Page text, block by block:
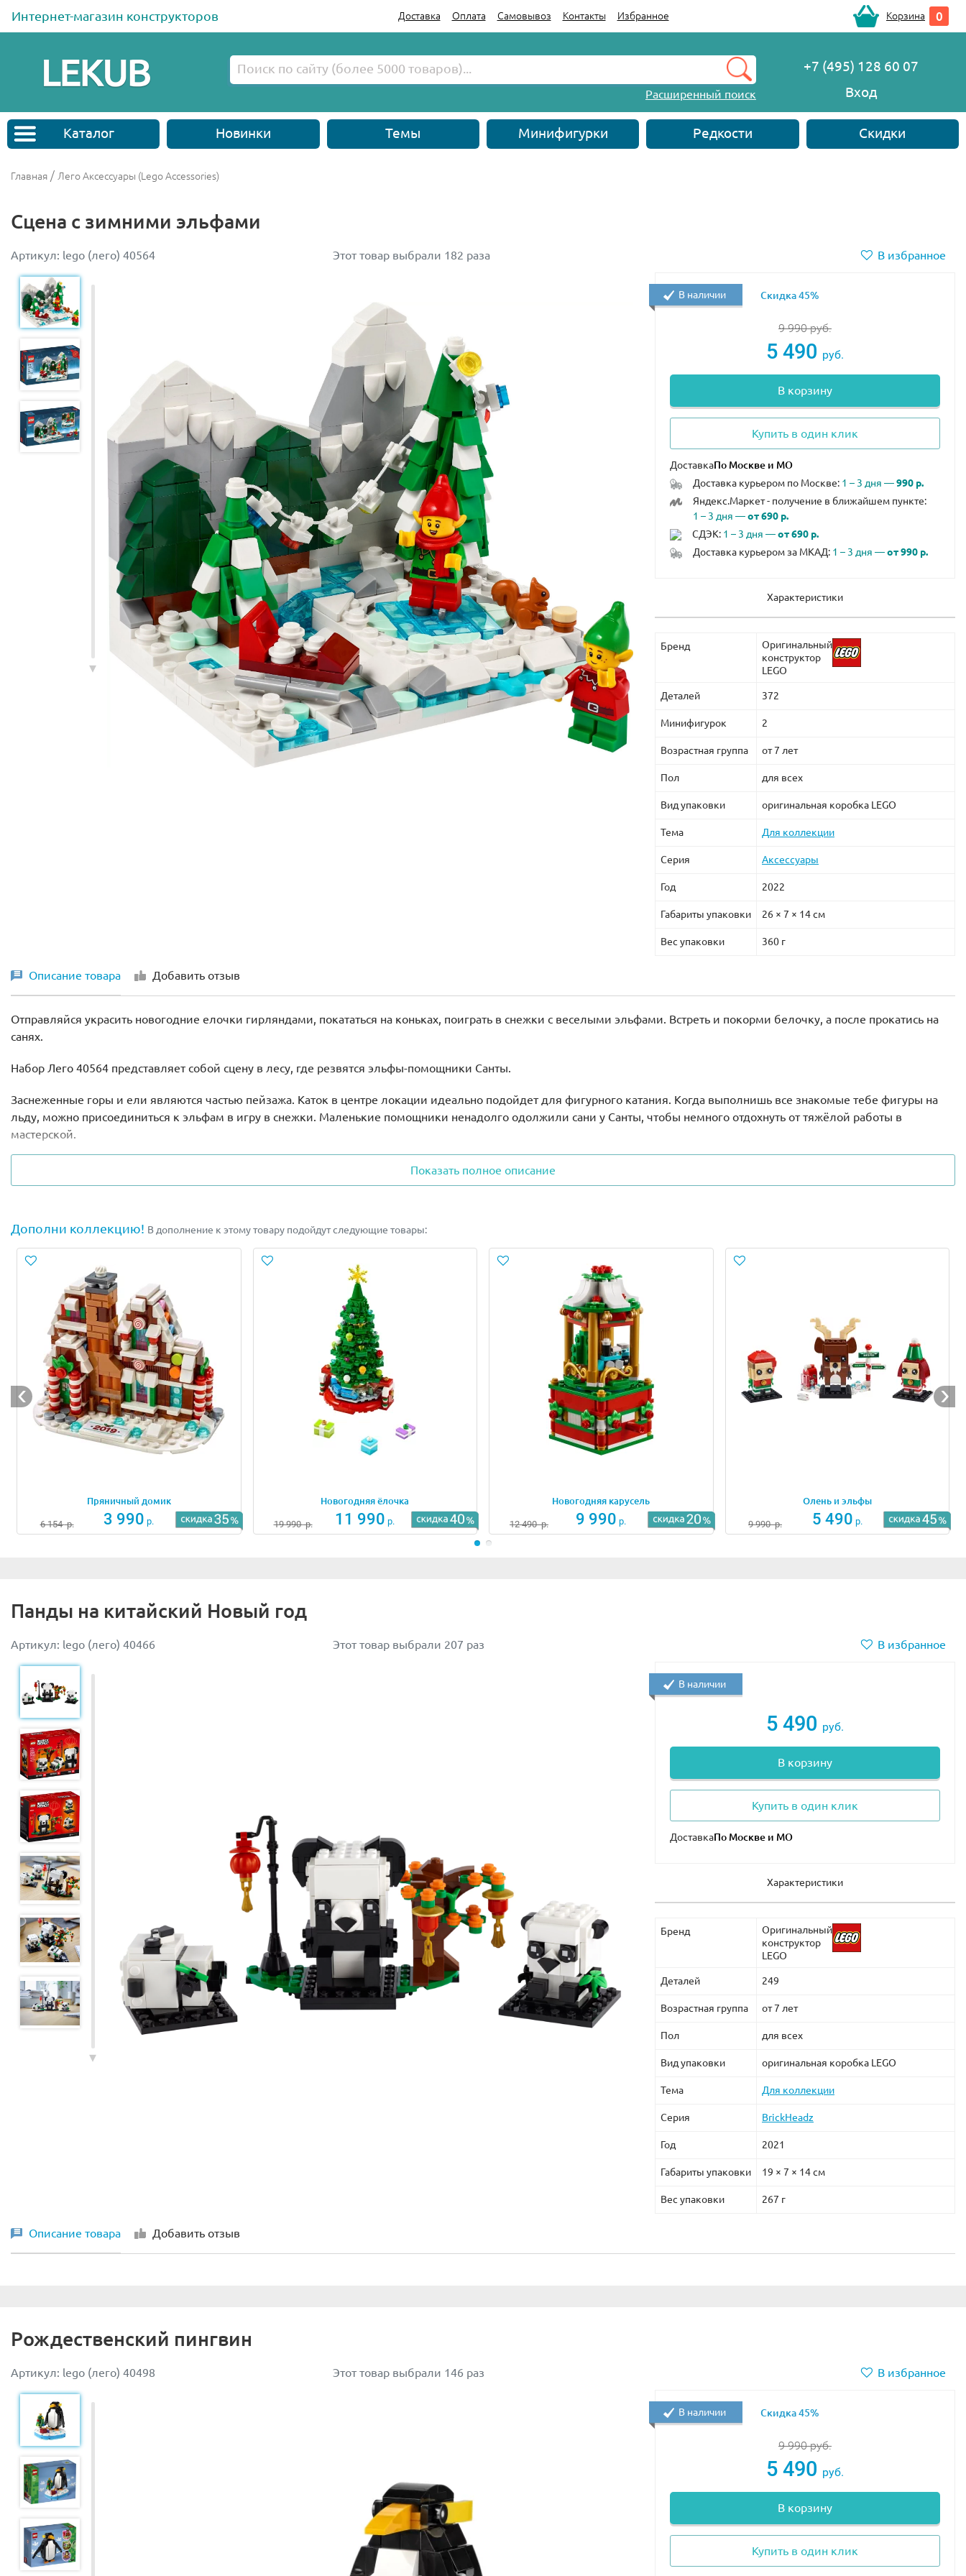
Интернет-магазин конструкторов Доставка Оплата Самовывоз Контакты Избранное Корзина 0
Расширенный поиск
+7 (495) 128 60 07
Вход
Каталог Новинки Темы Минифигурки Редкости Скидки
Главная / Лего Аксессуары (Lego Accessories)
Сцена с зимними эльфами
Артикул: lego (лего) 40564 Этот товар выбрали 182 раза В избранное
9 990руб.
5 490 руб.
В корзину
Купить в один клик
Доставка
Доставка курьером по Москве: 1 – 3 дня —990 р.
Яндекс.Маркет - получение в ближайшем пункте:
1 – 3 дня —от 690 р.
СДЭК: 1 – 3 дня —от 690 р.
Доставка курьером за МКАД: 1 – 3 дня —от 990 р.
В наличии Скидка 45%
Характеристики
Бренд
Оригинальный
конструктор
LEGO
Деталей 372
Минифигурок 2
Возрастная группа от 7 лет
Пол для всех
Вид упаковки оригинальная коробка LEGO
Тема Для коллекции
Серия Аксессуары
Год 2022
Габариты упаковки 26 × 7 × 14 см
Вес упаковки 360 г
Описание товара Добавить отзыв
Отправляйся украсить новогодние елочки гирляндами, покататься на коньках, поиграть в снежки с веселыми эльфами. Встреть и покорми белочку, а после прокатись на
санях.
Набор Лего 40564 представляет собой сцену в лесу, где резвятся эльфы-помощники Санты.
Заснеженные горы и ели являются частью пейзажа. Каток в центре локации идеально подойдет для фигурного катания. Когда выполнишь все знакомые тебе фигуры на
льду, можно присоединиться к эльфам в игру в снежки. Маленькие помощники ненадолго одолжили сани у Санты, чтобы немного отдохнуть от тяжёлой работы в
мастерской.
Объедини данный комплект сLego 40565 “Мастерская Санты”, чтобы собрать один большой зимний сюжет, состоящий из двух частей.
Показать полное описание
Дополни коллекцию! В дополнение к этому товару подойдут следующие товары:
Пряничный домик
6 154р. 3 990 р.
Новогодняя ёлочка
19 990р. 11 990 р.
Новогодняя карусель
12 490р. 9 990 р.
Олень и эльфы
9 990р. 5 490 р.
Панды на китайский Новый год
Артикул: lego (лего) 40466 Этот товар выбрали 207 раз В избранное
5 490 руб.
В корзину
Купить в один клик
Доставка
В наличии
Характеристики
Бренд
Оригинальный
конструктор
LEGO
Деталей 249
Возрастная группа от 7 лет
Пол для всех
Вид упаковки оригинальная коробка LEGO
Тема Для коллекции
Серия BrickHeadz
Год 2021
Габариты упаковки 19 × 7 × 14 см
Вес упаковки 267 г
Описание товара Добавить отзыв
Рождественский пингвин
Артикул: lego (лего) 40498 Этот товар выбрали 146 раз В избранное
9 990руб.
5 490 руб.
В корзину
Купить в один клик
В наличии Скидка 45%